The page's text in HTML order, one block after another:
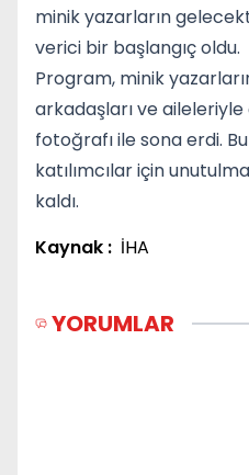
minik yazarların
verici bir başlangıç oldu.
Program, minik
arkadaşları ve
fotoğrafı ile sona erdi.
katılımcılar için
kaldı.
Kaynak : İHA
YORUMLAR